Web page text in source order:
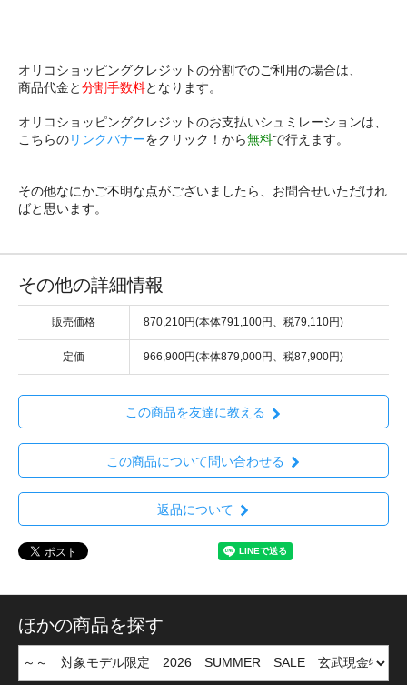
オリコショッピングクレジットの分割でのご利用の場合は、
商品代金と分割手数料となります。
オリコショッピングクレジットのお支払いシュミレーションは、
こちらのリンクバナーをクリック！から無料で行えます。
その他なにかご不明な点がございましたら、お問合せいただけれ
ばと思います。
その他の詳細情報
販売価格 870,210円(本体791,100円、税79,110円)
定価 966,900円(本体879,000円、税87,900円)
この商品を友達に教える
この商品について問い合わせる
返品について
ほかの商品を探す